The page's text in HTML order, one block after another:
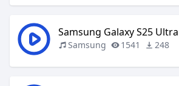
Samsung Galaxy S25 Ultra
Samsung 1541 248